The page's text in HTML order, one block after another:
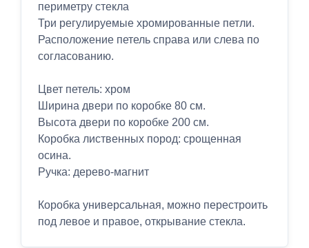
периметру стекла
Три регулируемые хромированные петли.
Расположение петель справа или слева по
согласованию.
Цвет петель: хром
Ширина двери по коробке 80 см.
Высота двери по коробке 200 см.
Коробка лиственных пород: срощенная
осина.
Ручка: дерево-магнит
Коробка универсальная, можно перестроить
под левое и правое, открывание стекла.